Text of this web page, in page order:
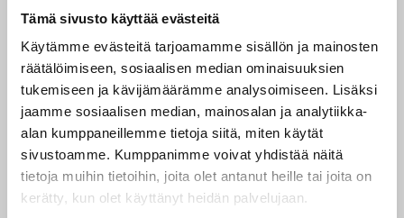
Tämä sivusto käyttää evästeitä
Käytämme evästeitä tarjoamamme sisällön ja mainosten
räätälöimiseen, sosiaalisen median ominaisuuksien
tukemiseen ja kävijämäärämme analysoimiseen. Lisäksi
jaamme sosiaalisen median, mainosalan ja analytiikka-
alan kumppaneillemme tietoja siitä, miten käytät
sivustoamme. Kumppanimme voivat yhdistää näitä
tietoja muihin tietoihin, joita olet antanut heille tai joita on
kerätty, kun olet käyttänyt heidän palvelujaan.
sivulla.
M05 Tactical kenttähousut
Ranger Green
149,00€
111,75€
Tällä
tuotteella
on
useampi
Sadeviitta M05 Metsäkuvio
89,90€ 67,43€